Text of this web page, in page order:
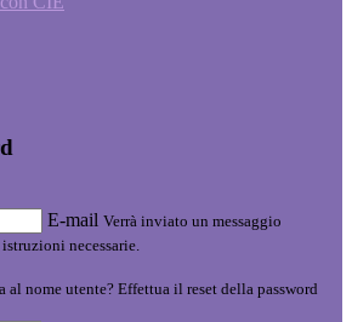
E-mail Verrà inviato un messaggio
necessarie.
al nome utente? Effettua il reset della password